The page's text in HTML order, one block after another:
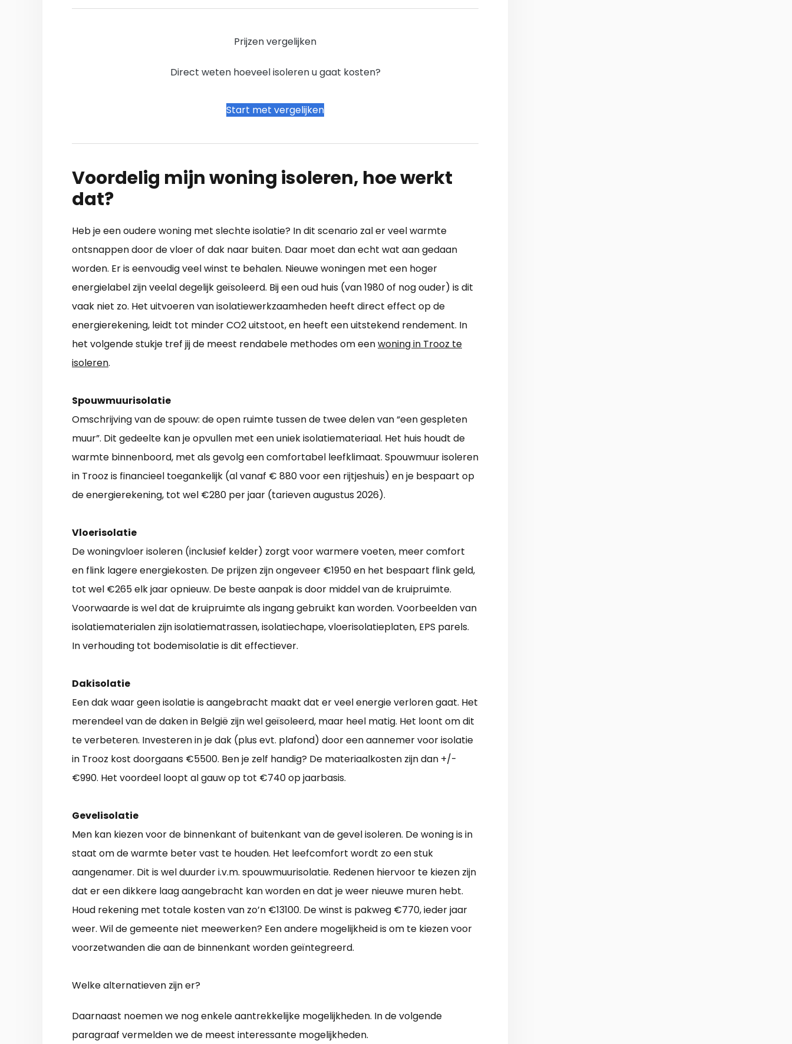
Prijzen vergelijken
Direct weten hoeveel isoleren u gaat kosten?
Start met vergelijken
Voordelig mijn woning isoleren, hoe werkt
dat?
Heb je een oudere woning met slechte isolatie? In dit scenario zal er veel warmte
ontsnappen door de vloer of dak naar buiten. Daar moet dan echt wat aan gedaan
worden. Er is eenvoudig veel winst te behalen. Nieuwe woningen met een hoger
energielabel zijn veelal degelijk geïsoleerd. Bij een oud huis (van 1980 of nog ouder) is dit
vaak niet zo. Het uitvoeren van isolatiewerkzaamheden heeft direct effect op de
energierekening, leidt tot minder CO2 uitstoot, en heeft een uitstekend rendement. In
het volgende stukje tref jij de meest rendabele methodes om eenwoning in Trooz te
isoleren.
Spouwmuurisolatie
Omschrijving van de spouw: de open ruimte tussen de twee delen van “een gespleten
muur”. Dit gedeelte kan je opvullen met een uniek isolatiemateriaal. Het huis houdt de
warmte binnenboord, met als gevolg een comfortabel leefklimaat. Spouwmuur isoleren
in Trooz is financieel toegankelijk (al vanaf € 880 voor een rijtjeshuis) en je bespaart op
de energierekening, tot wel €280 per jaar (tarieven augustus 2026).
Vloerisolatie
De woningvloer isoleren (inclusief kelder) zorgt voor warmere voeten, meer comfort
en flink lagere energiekosten. De prijzen zijn ongeveer €1950 en het bespaart flink geld,
tot wel €265 elk jaar opnieuw. De beste aanpak is door middel van de kruipruimte.
Voorwaarde is wel dat de kruipruimte als ingang gebruikt kan worden. Voorbeelden van
isolatiematerialen zijn isolatiematrassen, isolatiechape, vloerisolatieplaten, EPS parels.
In verhouding tot bodemisolatie is dit effectiever.
Dakisolatie
Een dak waar geen isolatie is aangebracht maakt dat er veel energie verloren gaat. Het
merendeel van de daken in België zijn wel geïsoleerd, maar heel matig. Het loont om dit
te verbeteren. Investeren in je dak (plus evt. plafond) door een aannemer voor isolatie
in Trooz kost doorgaans €5500. Ben je zelf handig? De materiaalkosten zijn dan +/-
€990. Het voordeel loopt al gauw op tot €740 op jaarbasis.
Gevelisolatie
Men kan kiezen voor de binnenkant of buitenkant van de gevel isoleren. De woning is in
staat om de warmte beter vast te houden. Het leefcomfort wordt zo een stuk
aangenamer. Dit is wel duurder i.v.m. spouwmuurisolatie. Redenen hiervoor te kiezen zijn
dat er een dikkere laag aangebracht kan worden en dat je weer nieuwe muren hebt.
Houd rekening met totale kosten van zo’n €13100. De winst is pakweg €770, ieder jaar
weer. Wil de gemeente niet meewerken? Een andere mogelijkheid is om te kiezen voor
voorzetwanden die aan de binnenkant worden geïntegreerd.
Welke alternatieven zijn er?
Daarnaast noemen we nog enkele aantrekkelijke mogelijkheden. In de volgende
paragraaf vermelden we de meest interessante mogelijkheden.